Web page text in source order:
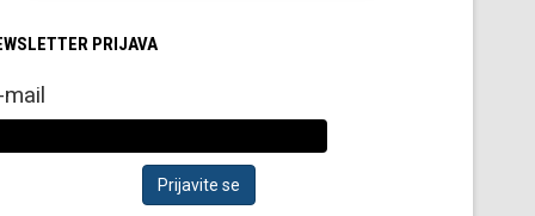
PRIJAVA
mail